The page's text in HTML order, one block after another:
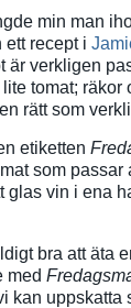
min man
ett recept i
är verkligen
tomat; räkor
rätt som
etiketten
som passar
glas vin i ena
bra att äta
med
kan uppskatta